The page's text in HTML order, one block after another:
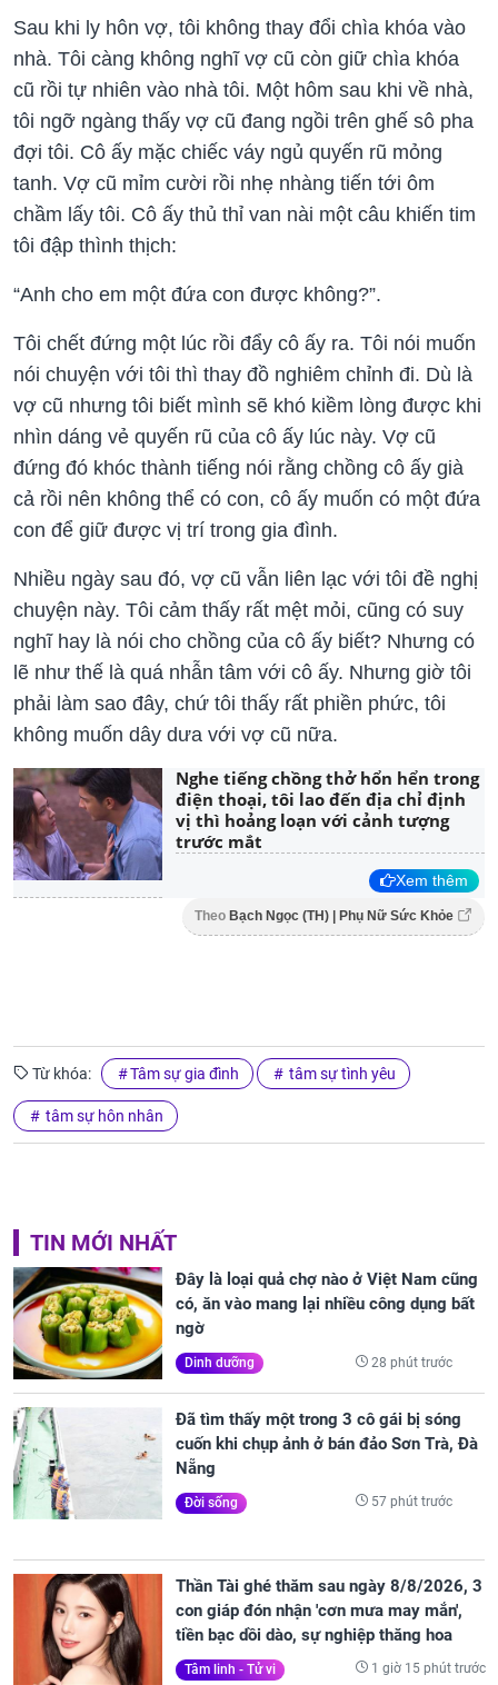
Sau khi ly hôn vợ, tôi không thay đổi chìa khóa vào
nhà. Tôi càng không nghĩ vợ cũ còn giữ chìa khóa
cũ rồi tự nhiên vào nhà tôi. Một hôm sau khi về nhà,
tôi ngỡ ngàng thấy vợ cũ đang ngồi trên ghế sô pha
đợi tôi. Cô ấy mặc chiếc váy ngủ quyến rũ mỏng
tanh. Vợ cũ mỉm cười rồi nhẹ nhàng tiến tới ôm
chầm lấy tôi. Cô ấy thủ thỉ van nài một câu khiến tim
tôi đập thình thịch:
“Anh cho em một đứa con được không?”.
Tôi chết đứng một lúc rồi đẩy cô ấy ra. Tôi nói muốn
nói chuyện với tôi thì thay đồ nghiêm chỉnh đi. Dù là
vợ cũ nhưng tôi biết mình sẽ khó kiềm lòng được khi
nhìn dáng vẻ quyến rũ của cô ấy lúc này. Vợ cũ
đứng đó khóc thành tiếng nói rằng chồng cô ấy già
cả rồi nên không thể có con, cô ấy muốn có một đứa
con để giữ được vị trí trong gia đình.
Nhiều ngày sau đó, vợ cũ vẫn liên lạc với tôi đề nghị
chuyện này. Tôi cảm thấy rất mệt mỏi, cũng có suy
nghĩ hay là nói cho chồng của cô ấy biết? Nhưng có
lẽ như thế là quá nhẫn tâm với cô ấy. Nhưng giờ tôi
phải làm sao đây, chứ tôi thấy rất phiền phức, tôi
không muốn dây dưa với vợ cũ nữa.
Nghe tiếng chồng thở hổn hển trong
điện thoại, tôi lao đến địa chỉ định
vị thì hoảng loạn với cảnh tượng
trước mắt
Xem thêm
Theo Bạch Ngọc (TH) | Phụ Nữ Sức Khỏe
Từ khóa: Tâm sự gia đình tâm sự tình yêu
tâm sự hôn nhân
TIN MỚI NHẤT
Đây là loại quả chợ nào ở Việt Nam cũng
có, ăn vào mang lại nhiều công dụng bất
ngờ
Dinh dưỡng 28 phút trước
Đã tìm thấy một trong 3 cô gái bị sóng
cuốn khi chụp ảnh ở bán đảo Sơn Trà, Đà
Nẵng
Đời sống 57 phút trước
Thần Tài ghé thăm sau ngày 8/8/2026, 3
con giáp đón nhận 'cơn mưa may mắn',
tiền bạc dồi dào, sự nghiệp thăng hoa
Tâm linh - Tử vi 1 giờ 15 phút trước